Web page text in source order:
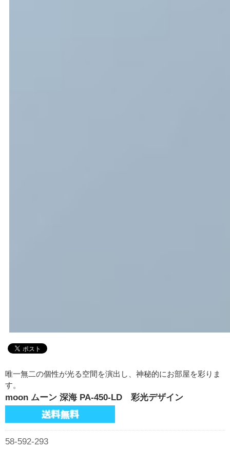
唯一無二の個性が光る空間を演出し、神秘的にお部屋を彩りま
す。
moon ムーン 深海 PA-450-LD 彩光デザイン
58-592-293